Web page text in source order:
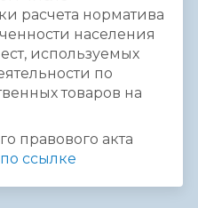
расчета норматива
населения
используемых
по
товаров на
правового акта
по ссылке